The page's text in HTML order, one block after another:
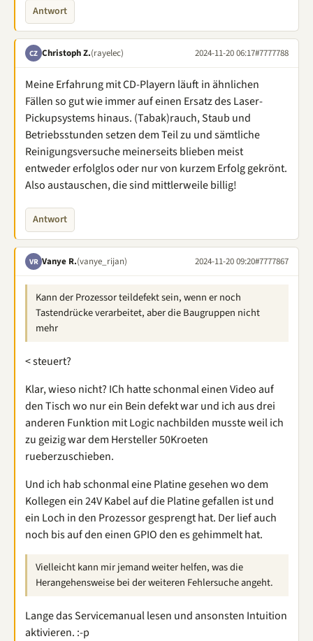
Antwort
CZ Christoph Z.(rayelec) 2024-11-20 06:17#7777788
Meine Erfahrung mit CD-Playern läuft in ähnlichen
Fällen so gut wie immer auf einen Ersatz des Laser-
Pickupsystems hinaus. (Tabak)rauch, Staub und
Betriebsstunden setzen dem Teil zu und sämtliche
Reinigungsversuche meinerseits blieben meist
entweder erfolglos oder nur von kurzem Erfolg gekrönt.
Also austauschen, die sind mittlerweile billig!
Antwort
VR Vanye R.(vanye_rijan) 2024-11-20 09:20#7777867
Kann der Prozessor teildefekt sein, wenn er noch
Tastendrücke verarbeitet, aber die Baugruppen nicht
mehr
< steuert?
Klar, wieso nicht? ICh hatte schonmal einen Video auf
den Tisch wo nur ein Bein defekt war und ich aus drei
anderen Funktion mit Logic nachbilden musste weil ich
zu geizig war dem Hersteller 50Kroeten
rueberzuschieben.
Und ich hab schonmal eine Platine gesehen wo dem
Kollegen ein 24V Kabel auf die Platine gefallen ist und
ein Loch in den Prozessor gesprengt hat. Der lief auch
noch bis auf den einen GPIO den es gehimmelt hat.
Vielleicht kann mir jemand weiter helfen, was die
Herangehensweise bei der weiteren Fehlersuche angeht.
Lange das Servicemanual lesen und ansonsten Intuition
aktivieren. :-p